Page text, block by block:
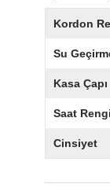
Kordon
Su
Kasa Çapı
Saat Rengi
Cinsiyet